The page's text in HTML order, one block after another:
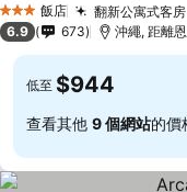
3 星級 飯店 翻新公寓式客房
6.9 673 沖繩, 距離
低至 $944
查看其他 9 個網站的價